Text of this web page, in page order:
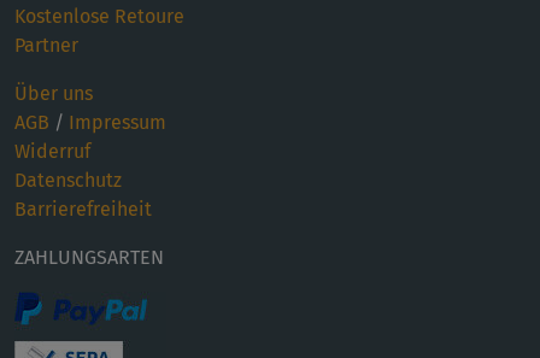
Kostenlose Retoure
Partner
Über uns
AGB / Impressum
Widerruf
Datenschutz
Barrierefreiheit
ZAHLUNGSARTEN